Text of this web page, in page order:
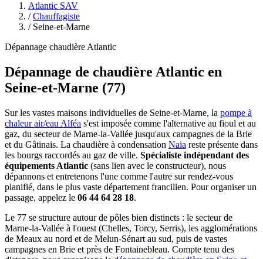
Atlantic SAV
/ Chauffagiste
/ Seine-et-Marne
Dépannage chaudière Atlantic
Dépannage de chaudière Atlantic en
Seine-et-Marne (77)
Sur les vastes maisons individuelles de Seine-et-Marne, la pompe à
chaleur air/eau Alféa s'est imposée comme l'alternative au fioul et au
gaz, du secteur de Marne-la-Vallée jusqu'aux campagnes de la Brie
et du Gâtinais. La chaudière à condensation Naia reste présente dans
les bourgs raccordés au gaz de ville. Spécialiste indépendant des
équipements Atlantic (sans lien avec le constructeur), nous
dépannons et entretenons l'une comme l'autre sur rendez-vous
planifié, dans le plus vaste département francilien. Pour organiser un
passage, appelez le 06 44 64 28 18.
Le 77 se structure autour de pôles bien distincts : le secteur de
Marne-la-Vallée à l'ouest (Chelles, Torcy, Serris), les agglomérations
de Meaux au nord et de Melun-Sénart au sud, puis de vastes
campagnes en Brie et près de Fontainebleau. Compte tenu des